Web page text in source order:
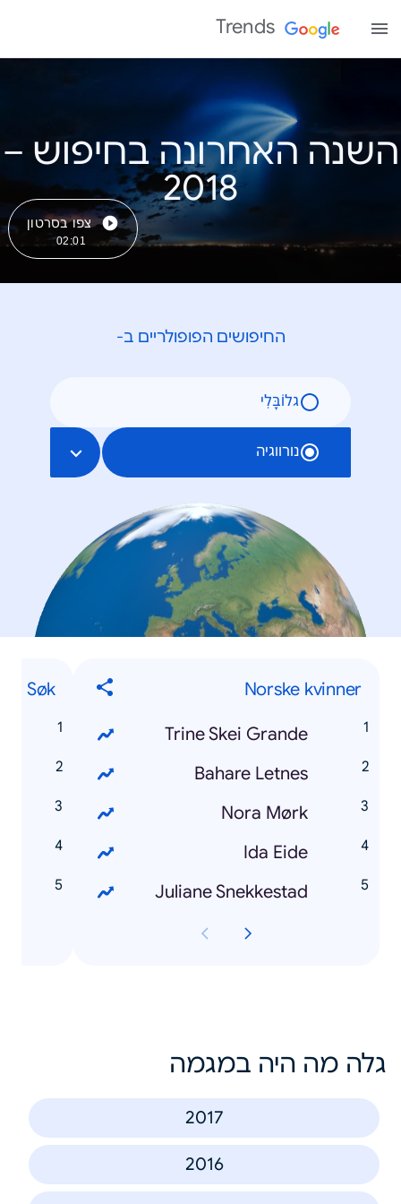
Trends
השנה האחרונה בחיפוש –
צפו בסרטון
02:01
החיפושים הפופולריים ב-
גלוֹבָּלִי
נורווגיה
Norske kvinner
Trine Skei Grande
Bahare Letnes
Nora Mørk
Ida Eide
Juliane Snekkestad
Søk
גלה מה היה במגמה
2017
2016